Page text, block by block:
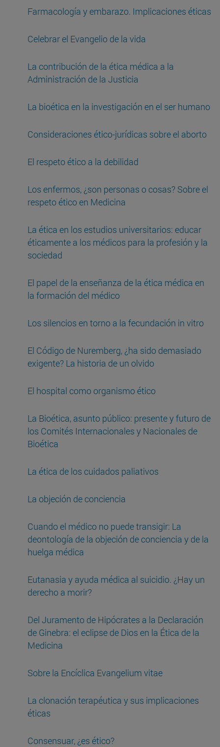
Farmacología y embarazo. Implicaciones éticas
Celebrar el Evangelio de la vida
La contribución de la ética médica a la
Administración de la Justicia
La bioética en la investigación en el ser humano
Consideraciones ético-jurídicas sobre el aborto
El respeto ético a la debilidad
Los enfermos, ¿son personas o cosas? Sobre el
respeto ético en Medicina
La ética en los estudios universitarios: educar
éticamente a los médicos para la profesión y la
sociedad
El papel de la enseñanza de la ética médica en
la formación del médico
Los silencios en torno a la fecundación in vitro
El Código de Nuremberg, ¿ha sido demasiado
exigente? La historia de un olvido
El hospital como organismo ético
La Bioética, asunto público: presente y futuro de
los Comités Internacionales y Nacionales de
Bioética
La ética de los cuidados paliativos
La objeción de conciencia
Cuando el médico no puede transigir: La
deontología de la objeción de conciencia y de la
huelga médica
Eutanasia y ayuda médica al suicidio. ¿Hay un
derecho a morir?
Del Juramento de Hipócrates a la Declaración
de Ginebra: el eclipse de Dios en la Ética de la
Medicina
Sobre la Encíclica Evangelium vitae
La clonación terapéutica y sus implicaciones
éticas
Consensuar, ¿es ético?